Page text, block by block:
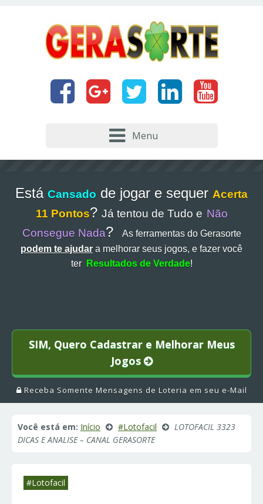
Menu
Está Cansado de jogar e sequer Acerta
11 Pontos? Já tentou de Tudo e Não
Consegue Nada?
As ferramentas do Gerasorte
podem te ajudar a melhorar seus jogos, e fazer você
ter
Resultados de Verdade!
SIM, Quero Cadastrar e Melhorar Meus
Jogos
Receba Somente Mensagens de Loteria em seu e-Mail
Você está em: Início #Lotofacil
LOTOFACIL 3323
DICAS E ANALISE – CANAL GERASORTE
#Lotofacil